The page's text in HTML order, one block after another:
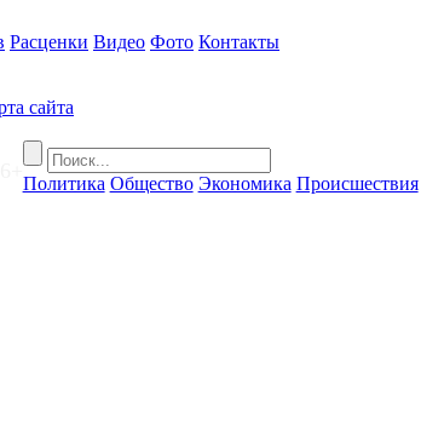
Расценки Видео Фото Контакты
сайта
Политика Общество Экономика Происшествия